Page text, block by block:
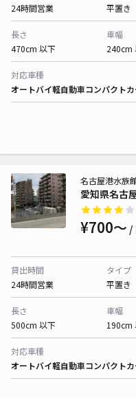
24時間営業
平置き
長さ
470cm 以下
車幅
240cm
対応車種
オートバイ軽自動車コンパクト
愛知県名古
名古屋港水族
¥700〜 /
貸出時間
24時間営業
タイプ
平置き
長さ
500cm 以下
車幅
190cm
対応車種
オートバイ軽自動車コンパクト